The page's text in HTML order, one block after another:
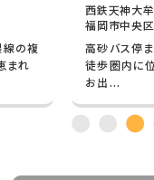
の複
まれ
西鉄天神大
福岡市中央
高砂バス停
徒歩圏内に
お出...